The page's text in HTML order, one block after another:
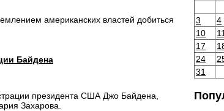
американских властей добиться
Байдена
президента США Джо Байдена,
Захарова.
3
4
10
11
17
24
31